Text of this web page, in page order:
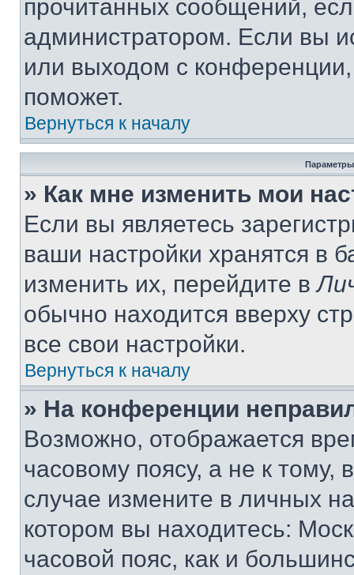
прочитанных сообщений,
администратором. Если вы
или выходом с
поможет.
Вернуться к началу
Параметры
» Как мне изменить мои
Если вы являетесь
ваши настройки хранятся в
изменить их, перейдите в
обычно находится вверху
все свои настройки.
Вернуться к началу
» На конференции
Возможно, отображается
часовому поясу, а не к тому,
случае измените в личных
котором вы находитесь:
часовой пояс, как и